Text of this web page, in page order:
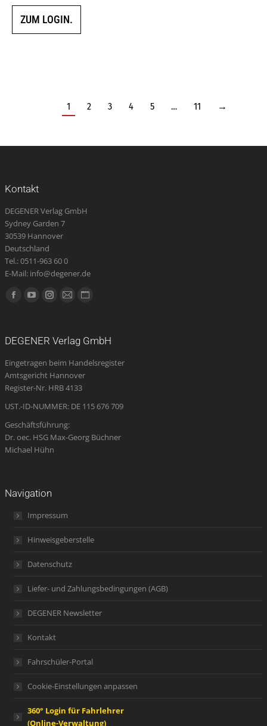
ZUM LOGIN.
1 2 3 4 5 … 11 →
Kontakt
DEGENER Verlag GmbH
Sydney Garden 7
30539 Hannover
Deutschland
Tel.: 0511-963 60 0
E-Mail: info@degener.de
Finden Sie uns auf:
Facebook
new
window
YouTube
new
window
Instagram
new
window
E-
opens
in
new
Website
new
DEGENER Verlag GmbH
Eingetragen beim Handelsregister
Amtsgericht Hannover
Register-Nr. HRB 4133
UST.-ID-NUMMER: DE 115 676 709
Geschäftsführung:
Dr. oec. HSG Max-Georg Büchner
Michael Hühn
Navigation
Impressum
Hinweisgeberstelle
Datenschutz
Liefer- und Zahlungsbedingungen (AGB)
DEGENER Newsletter
Kontakt
Fahrschüler-Portal
Cookie-Einstellungen anpassen
360° Login für Fahrlehrer
(Online-Verwaltung)